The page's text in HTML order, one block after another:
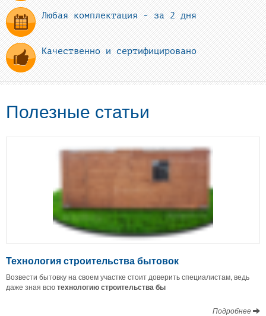
Любая комплектация - за 2 дня
Качественно и сертифицировано
Полезные статьи
Технология строительства бытовок
Возвести бытовку на своем участке стоит доверить специалистам, ведь
даже зная всютехнологию строительства бы
Подробнее